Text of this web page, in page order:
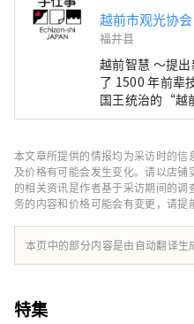
越前市观光协会
福井县
越前智慧 ～提出新
了 1500 年前辈
国王统治的“越
化最先从日本海
的传统产业中，
活着着人类想要
慧。 此时此地
育着未来。 寻
本文章所提供的情报均为采访时的
及价格有可能会发生变化。请以店
的相关资讯是作者基于采访期间的
务的内容和价格可能会有变更，请提
本页中的部分内容是由自动翻译生
特集